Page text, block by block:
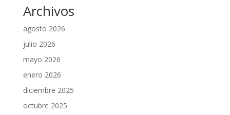
Archivos
agosto 2026
julio 2026
mayo 2026
enero 2026
diciembre 2025
octubre 2025